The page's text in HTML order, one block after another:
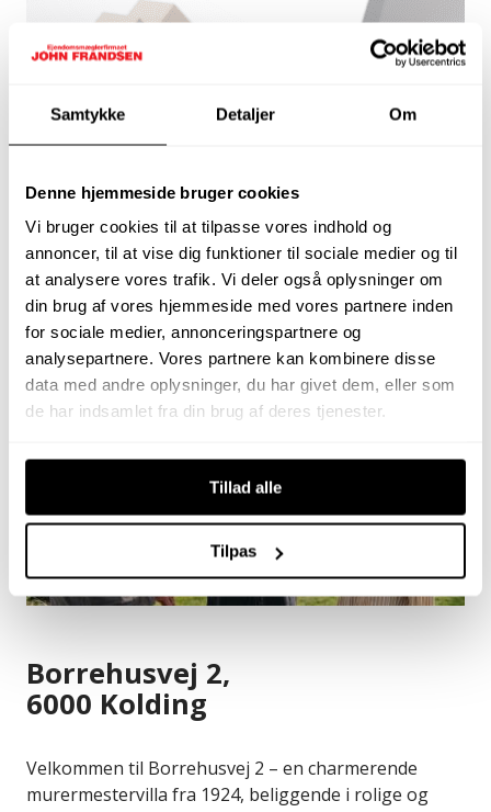
Samtykke Detaljer Om
Denne hjemmeside bruger cookies
Vi bruger cookies til at tilpasse vores indhold og
annoncer, til at vise dig funktioner til sociale medier og til
at analysere vores trafik. Vi deler også oplysninger om
din brug af vores hjemmeside med vores partnere inden
for sociale medier, annonceringspartnere og
analysepartnere. Vores partnere kan kombinere disse
data med andre oplysninger, du har givet dem, eller som
de har indsamlet fra din brug af deres tjenester.
Tillad alle
Tilpas
Få et forsikringstilbud
Borrehusvej 2,
6000 Kolding
Velkommen til Borrehusvej 2 – en charmerende
murermestervilla fra 1924, beliggende i rolige og